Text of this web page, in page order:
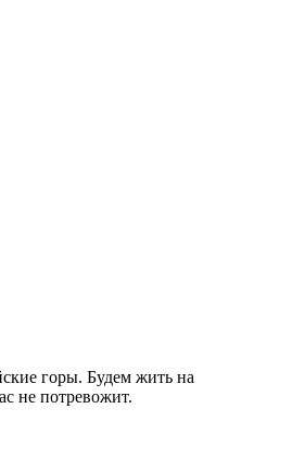
горы. Будем жить на
не потревожит.